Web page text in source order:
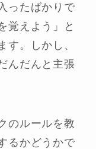
ったばかりで
覚えよう」と
す。しかし、
んだんと主張
のルールを教
るかどうかで